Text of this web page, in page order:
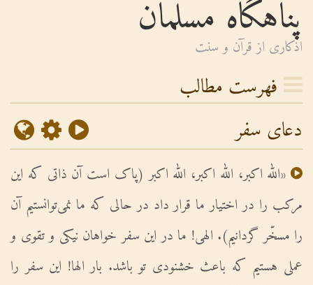
پناهگاه مسلمان
اذكارى از قرآن و سنت
فهرست مطالب
دعای سفر
«الله اکبر، الله اکبر، الله اکبر (پاک است آن ذاتى که این
مرکب را در اختیار ما قرار داد در حالى که ما نمی‌توانستیم آن
را مسخّر گردانیم). الهى! ما در این سفر خواهان نیکى و تقوى و
عملى هستیم که باعث خشنودى تو باشد. بار الها! این سفر را